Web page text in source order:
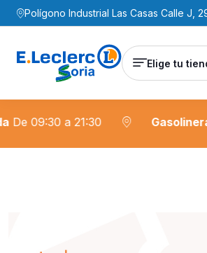
Polígono Industrial Las Casas Calle J,
Elige tu
Gasolinera E.Leclerc